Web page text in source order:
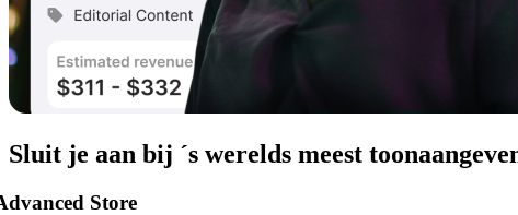
Sluit je aan bij ´s werelds meest
Store